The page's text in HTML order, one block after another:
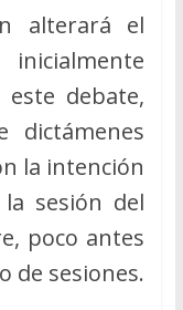
alterará el
debate,
la intención
sesión del
poco antes
de sesiones.